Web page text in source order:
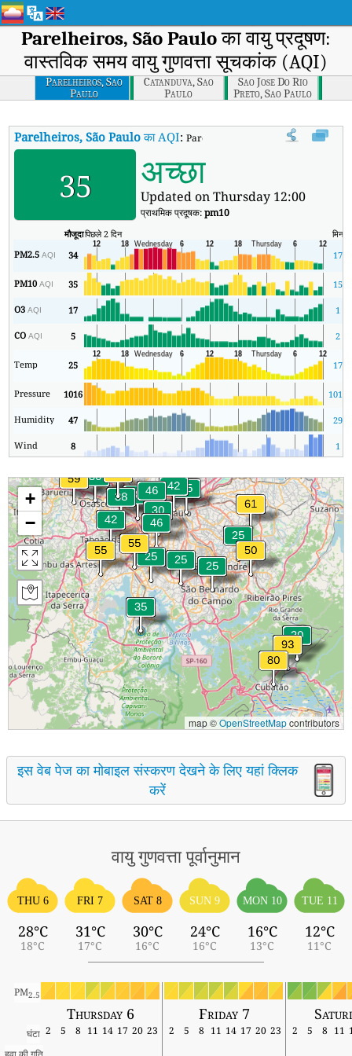
Parelheiros, São Pauloका वायु प्रदूषण:
वास्तविक समय वायु गुणवत्ता सूचकांक (AQI)
Parelheiros, Sao
Paulo
Catanduva, Sao
Paulo
Sao Jose Do Rio
Preto, Sao Paulo
Parelheiros, São Pauloका AQI:Parelheiros, São Paulo का वास्तविक
35 अच्छा
Updated on Thursday 12:00
प्राथमिक प्रदूषक:pm10
मौजूदापिछले 2 दिन मिन
PM2.5AQI 34 17
PM10AQI 35 15
O3AQI 17 1
COAQI 5 2
Temp 25 17
Pressure 1016 1016
Humidity 47 29
Wind 8 1
+
−
map ©OpenStreetMapcontributors
इस वेब पेज का मोबाइल संस्करण देखने के लिए यहां क्लिक
करें
वायु गुणवत्ता पूर्वानुमान
THU 6
28°C
18°C
FRI 7
31°C
17°C
SAT 8
30°C
16°C
SUN 9
24°C
16°C
MON 10
16°C
13°C
TUE 11
12°C
11°C
PM2.5
Thursday 6 Friday 7
घंटा 2 5 8 11 14 17 20 23 2 5 8 11 14 17 20 23 2 5 8 11